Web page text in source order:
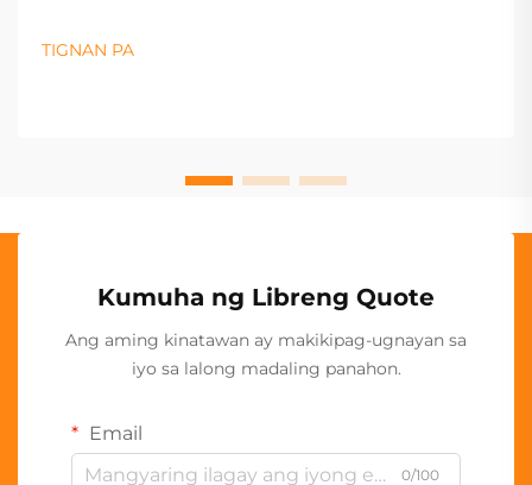
TIGNAN PA
Kumuha ng Libreng Quote
Ang aming kinatawan ay makikipag-ugnayan sa
iyo sa lalong madaling panahon.
Email
0/100